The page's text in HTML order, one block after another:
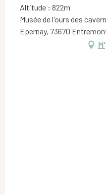
Altitude : 822m
Musée de l'ours des
Epernay, 73670